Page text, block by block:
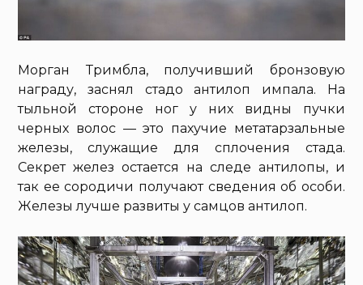
Морган Тримбла, получивший бронзовую
награду, заснял стадо антилоп импала. На
тыльной стороне ног у них видны пучки
черных волос — это пахучие метатарзальные
железы, служащие для сплочения стада.
Секрет желез остается на следе антилопы, и
так ее сородичи получают сведения об особи.
Железы лучше развиты у самцов антилоп.